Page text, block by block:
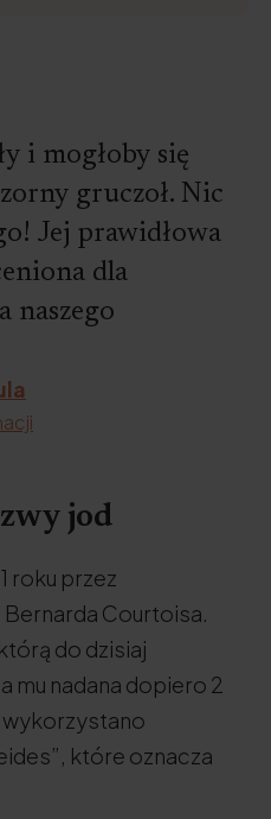
i mogłoby się
gruczoł. Nic
Jej prawidłowa
dla
naszego
jod
roku przez
Courtoisa.
do dzisiaj
mu nadana dopiero 2
wykorzystano
które oznacza